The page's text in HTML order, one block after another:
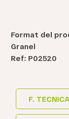
Format del
Granel
Ref: P02520
F.